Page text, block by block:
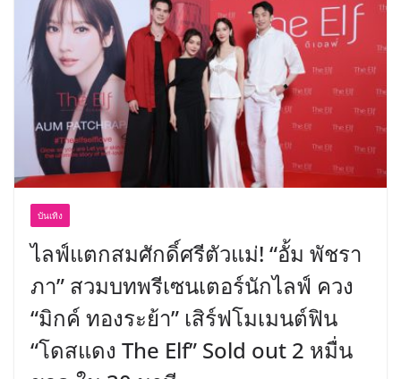
บันเทิง
ไลฟ์แตกสมศักดิ์ศรีตัวแม่! “อั้ม พัชรา
ภา” สวมบทพรีเซนเตอร์นักไลฟ์ ควง
“มิกค์ ทองระย้า” เสิร์ฟโมเมนต์ฟิน
“โดสแดง The Elf” Sold out 2 หมื่น